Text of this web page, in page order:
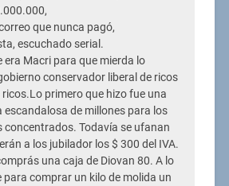
que nunca pagó,
escuchado serial.
era Macri para que mierda lo
conservador liberal de ricos
primero que hizo fue una
de millones para los
concentrados. Todavía se ufanan
a los jubilador los $ 300 del IVA.
una caja de Diovan 80. A lo
para comprar un kilo de molida un